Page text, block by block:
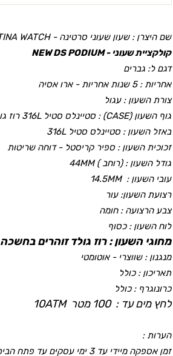
שם היצרן : שעון שעוני סרטינה - CERTINA WATCH
קולקציית שעוני - NEW DS PODIUM
דגם ל: גברים
אחריות :5 שנות אחריות - ארו אסיה
צורת השעון : עגול
גוף השעון (CASEׂ) : סטיינלס סטיל 316L רוז גולד
באזל השעון : סטיינלס סטיל 316L
זכוכית השעון : ספיר קריסטל - דוחה שריטות
גודל השעון : (רוחב ) 44MM
עובי השעון : 14.5MM
רצועת השעון: עור
צבע הרצועה : חומה
לוח השעון : כסוף
מחוגי השעון : רוז גולד זוהרים בחשכה
מנגנון : שווצרי - אוטומטי
תאריכון : כולל
כרונוגרף : כולל
לחץ מים עד : 100 מטר 10ATM
הערות :
זמן אספקה מיידי עד 3 ימי עסקים עד פתח הבית !